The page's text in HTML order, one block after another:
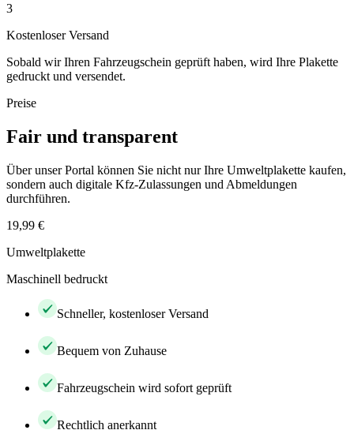
3
Kostenloser Versand
Sobald wir Ihren Fahrzeugschein geprüft haben, wird Ihre Plakette
gedruckt und versendet.
Preise
Fair und transparent
Über unser Portal können Sie nicht nur Ihre Umweltplakette kaufen,
sondern auch digitale Kfz-Zulassungen und Abmeldungen
durchführen.
19,99 €
Umweltplakette
Maschinell bedruckt
Schneller, kostenloser Versand
Bequem von Zuhause
Fahrzeugschein wird sofort geprüft
Rechtlich anerkannt